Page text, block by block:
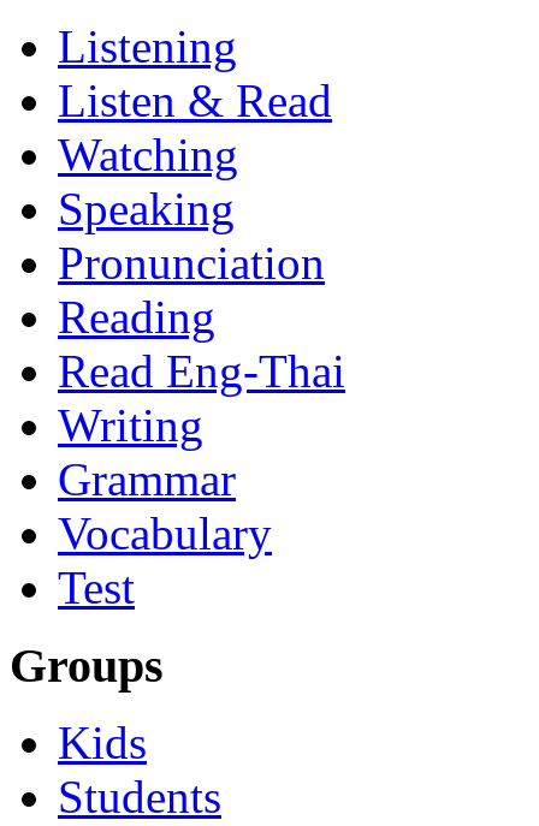
Listening
Listen & Read
Watching
Speaking
Pronunciation
Reading
Read Eng-Thai
Writing
Grammar
Vocabulary
Test
Groups
Kids
Students